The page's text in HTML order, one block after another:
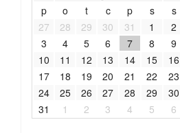
p
o t c p s
s
27
28 29 30 31 1
2
3
4 5 6 7 8
9
10
11 12 13 14 15
16
17
18 19 20 21 22
23
24
25 26 27 28 29
30
31
1 2 3 4 5 6